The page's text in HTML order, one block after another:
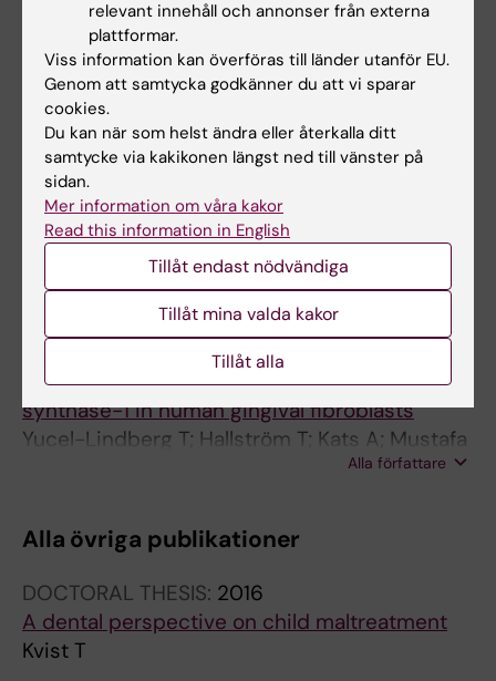
experiences of abuse
Kvist T; Annerback E-M; Sahlqvist L; Flodmark
O; Dahllof G
Alla författare
ARTICLE:SWEDISH DENTAL JOURNAL.
SUPPLEMENT.2012;36(1):15-24
Clinical routines and management of
suspected child abuse or neglect in Public
Dental Service in Sweden
Kvist T; Malmberg F; Boovist A-K; Larheden H;
INFLAMMATION.2004;28(2):89-95
Induction of microsomal prostaglandin E
synthase-1 in human gingival fibroblasts
Yucel-Lindberg T; Hallström T; Kats A; Mustafa
Alla författare
Alla övriga publikationer
DOCTORAL THESIS: 2016
A dental perspective on child maltreatment
Kvist T
relevant innehåll och annonser från externa
plattformar.
Viss information kan överföras till länder utanför EU.
Genom att samtycka godkänner du att vi sparar
cookies.
Du kan när som helst ändra eller återkalla ditt
samtycke via kakikonen längst ned till vänster på
sidan.
Mer information om våra kakor
Read this information in English
Tillåt endast nödvändiga
Tillåt mina valda kakor
Tillåt alla